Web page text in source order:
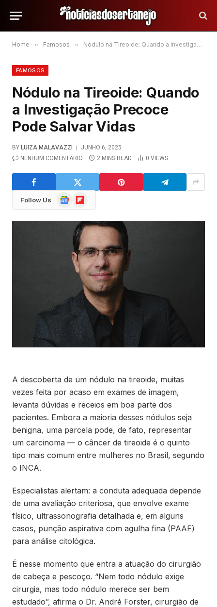
Home » Famosos » Nódulo na Tireoide: Quando a Investigação Precoce Pode Salvar Vidas
FAMOSOS
Nódulo na Tireoide: Quando
a Investigação Precoce
Pode Salvar Vidas
BY LUIZA MALAVAZZI
JUNHO 6, 2025
NENHUM COMENTÁRIO
2 MINS READ 0 VIEWS
Follow Us
GoogleFlipboard
A descoberta de um nódulo na tireoide, muitas
vezes feita por acaso em exames de imagem,
levanta dúvidas e receios em boa parte dos
pacientes. Embora a maioria desses nódulos seja
benigna, uma parcela pode, de fato, representar
um carcinoma — o câncer de tireoide é o quinto
tipo mais comum entre mulheres no Brasil, segundo
o INCA.
Especialistas alertam: a conduta adequada depende
de uma avaliação criteriosa, que envolve exame
físico, ultrassonografia detalhada e, em alguns
casos, punção aspirativa com agulha fina (PAAF)
para análise citológica.
É nesse momento que entra a atuação do cirurgião
de cabeça e pescoço. “Nem todo nódulo exige
cirurgia, mas todo nódulo merece ser bem
estudado”, afirma o Dr. André Forster, cirurgião de